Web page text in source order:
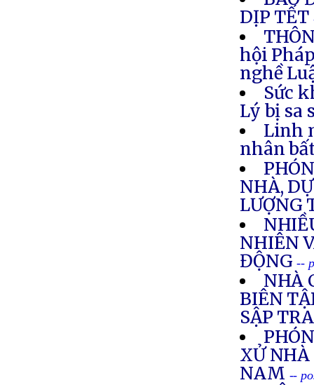
DỊP TẾT
hội
nghề
Sức
Lý bị sa
Linh
nhân
NHÀ,
LƯỢNG
NHIÊN
ĐỘNG --
NHÀ
BIÊN
SẬP
XỬ
NAM --